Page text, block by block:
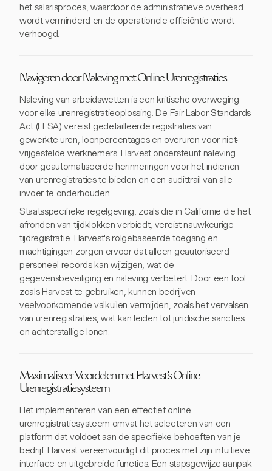
het salarisproces, waardoor de administratieve overhead
wordt verminderd en de operationele efficiëntie wordt
verhoogd.
Navigeren door Naleving met Online Urenregistraties
Naleving van arbeidswetten is een kritische overweging
voor elke urenregistratieoplossing. De Fair Labor Standards
Act (FLSA) vereist gedetailleerde registraties van
gewerkte uren, loonpercentages en overuren voor niet-
vrijgestelde werknemers. Harvest ondersteunt naleving
door geautomatiseerde herinneringen voor het indienen
van urenregistraties te bieden en een audittrail van alle
invoer te onderhouden.
Staatsspecifieke regelgeving, zoals die in Californië die het
afronden van tijdklokken verbiedt, vereist nauwkeurige
tijdregistratie. Harvest's rolgebaseerde toegang en
machtigingen zorgen ervoor dat alleen geautoriseerd
personeel records kan wijzigen, wat de
gegevensbeveiliging en naleving verbetert. Door een tool
zoals Harvest te gebruiken, kunnen bedrijven
veelvoorkomende valkuilen vermijden, zoals het vervalsen
van urenregistraties, wat kan leiden tot juridische sancties
en achterstallige lonen.
Maximaliseer Voordelen met Harvest's Online
Urenregistratiesysteem
Het implementeren van een effectief online
urenregistratiesysteem omvat het selecteren van een
platform dat voldoet aan de specifieke behoeften van je
bedrijf. Harvest vereenvoudigt dit proces met zijn intuïtieve
interface en uitgebreide functies. Een stapsgewijze aanpak